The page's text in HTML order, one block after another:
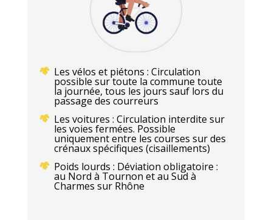
Les vélos et piétons : Circulation
possible sur toute la commune toute
la journée, tous les jours sauf lors du
passage des courreurs
Les voitures : Circulation interdite sur
les voies fermées. Possible
uniquement entre les courses sur des
crénaux spécifiques (cisaillements)
Poids lourds : Déviation obligatoire :
au Nord à Tournon et au Sud à
Charmes sur Rhône